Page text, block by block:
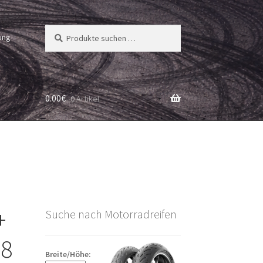
Suchen
nach:
Suchen
0.00€ 0 Artikel
Suche nach Motorradreifen
Breite/Höhe: